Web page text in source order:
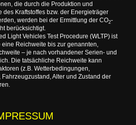
die durch die Produktion und
des Kraftstoffes bzw. der Energieträger
werden bei der Ermittlung der CO2-
berücksichtigt.
Light Vehicles Test Procedure (WLTP) ist
Reichweite bis zur genannten,
– je nach vorhandener Serien- und
Die tatsächliche Reichweite kann
(z.B. Wetterbedingungen,
Alter und Zustand der